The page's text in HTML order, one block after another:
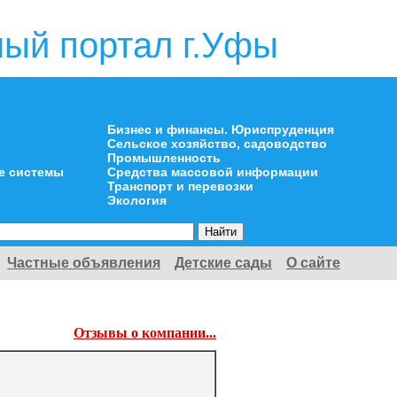
портал г.Уфы
системы
Бизнес и финансы. Юриспруденция
Сельское хозяйство, садоводство
Промышленность
Средства массовой информации
Транспорт и перевозки
Экология
Частные объявления Детские сады О сайте
Отзывы о компании...